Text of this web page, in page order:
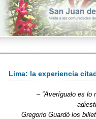
Lima: la experiencia
– “Averígualo es lo
Gregorio Guardó los